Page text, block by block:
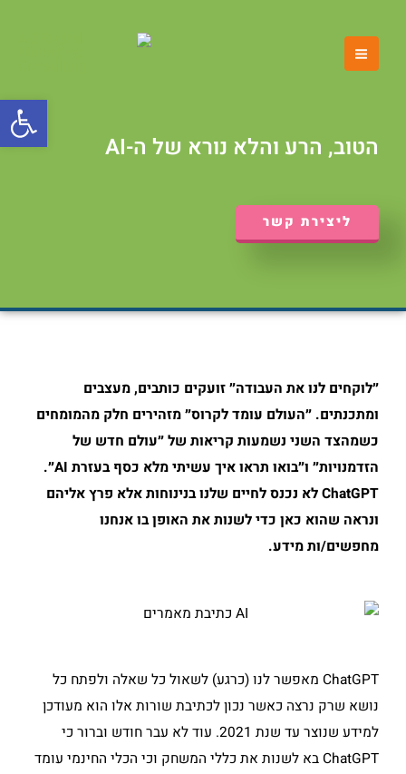
MENU
הטוב, הרע והלא נורא של ה-AI
ליצירת קשר
״לוקחים לנו את העבודה״ זועקים כותבים, מעצבים
ומתכנתים. ״העולם עומד לקרוס״ מזהירים חלק מהמומחים
כשמהצד השני נשמעות קריאות של ״עולם חדש של
הזדמנויות״ ו״בואו תראו איך עשיתי מלא כסף בעזרת AI״.
ChatGPTלא נכנס לחיים שלנו בנינוחות אלא פרץ אליהם
ונראה שהוא כאן כדי לשנות את האופן בו אנחנו
מחפשים/ות מידע.
ChatGPT מאפשר לנו (כרגע) לשאול כל שאלה ולפתח כל
נושא שרק נרצה כאשר נכון לכתיבת שורות אלו הוא מעודכן
למידע שנוצר עד שנת 2021. עוד לא עבר חודש וברור כי
ChatGPT בא לשנות את כללי המשחק וכי הכלי החינמי עומד
פתח